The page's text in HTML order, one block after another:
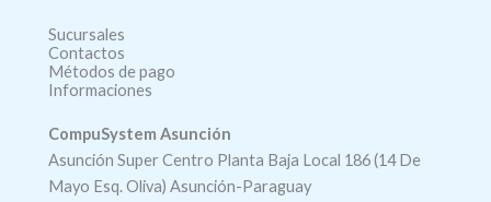
Sucursales
Contactos
Métodos de pago
Informaciones
CompuSystem Asunción
Asunción Super Centro Planta Baja Local 186 (14 De
Mayo Esq. Oliva) Asunción-Paraguay